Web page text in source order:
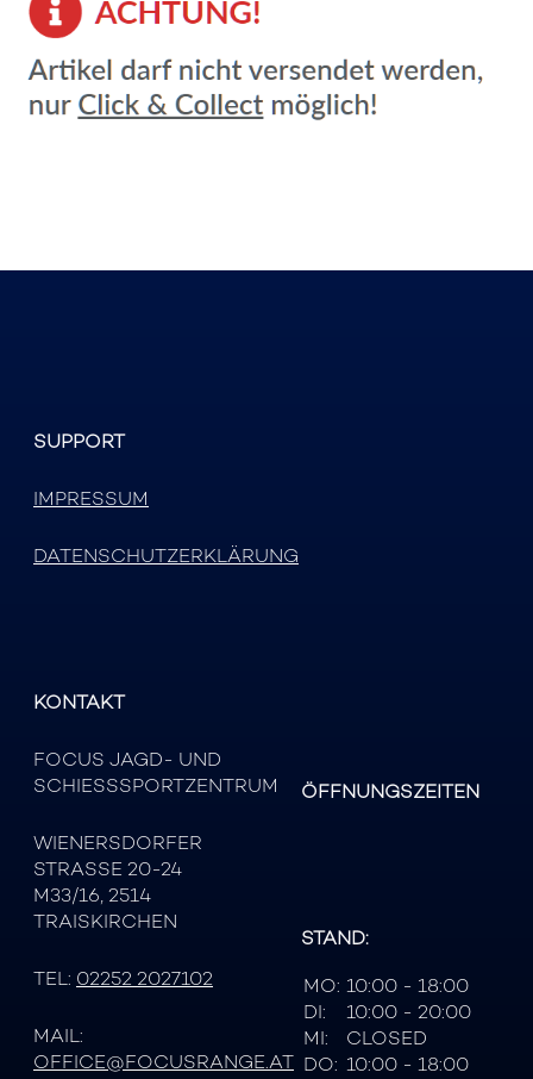
SUPPORT
IMPRESSUM
DATENSCHUTZERKLÄRUNG
KONTAKT
FOCUS JAGD- UND
SCHIESSSPORTZENTRUM
WIENERSDORFER
STRASSE 20-24
M33/16, 2514
TRAISKIRCHEN
TEL: 02252 2027102
MAIL:
OFFICE@FOCUSRANGE.AT
ÖFFNUNGSZEITEN
STAND:
MO: 10:00 - 18:00
DI:
10:00 - 20:00
MI:
CLOSED
DO: 10:00 - 18:00